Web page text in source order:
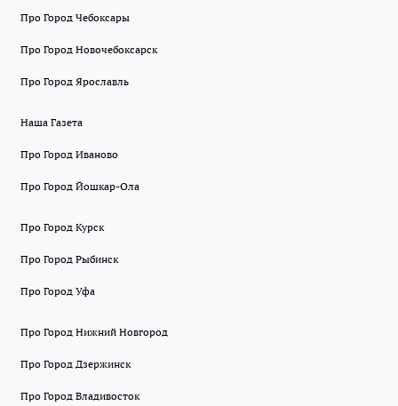
Про Город Чебоксары
Про Город Новочебоксарск
Про Город Ярославль
Наша Газета
Про Город Иваново
Про Город Йошкар-Ола
Про Город Курск
Про Город Рыбинск
Про Город Уфа
Про Город Нижний Новгород
Про Город Дзержинск
Про Город Владивосток